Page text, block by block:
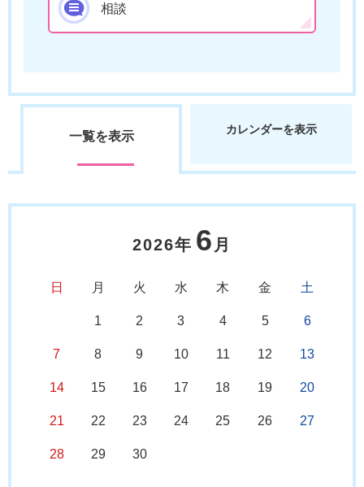
相談
一覧を表示 カレンダーを表示
2026年 6 月
日 月 火 水 木 金 土
1 2 3 4 5 6
7 8 9 10 11 12 13
14 15 16 17 18 19 20
21 22 23 24 25 26 27
28 29 30